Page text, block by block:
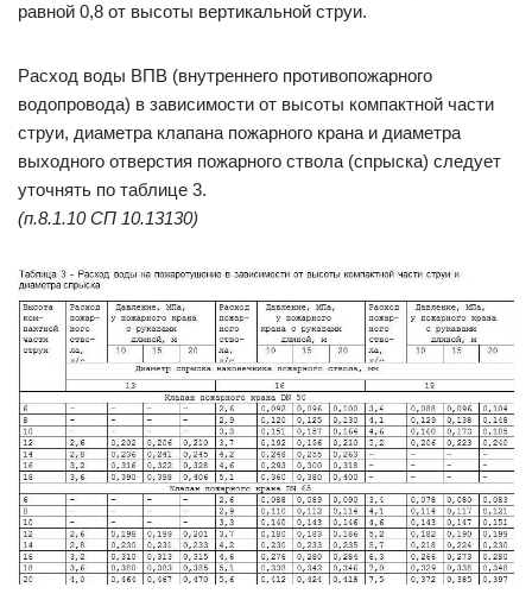
равной 0,8 от высоты вертикальной струи.
Расход воды ВПВ (внутреннего противопожарного
водопровода) в зависимости от высоты компактной части
струи, диаметра клапана пожарного крана и диаметра
выходного отверстия пожарного ствола (спрыска) следует
уточнять по таблице 3.
(п.8.1.10 СП 10.13130)